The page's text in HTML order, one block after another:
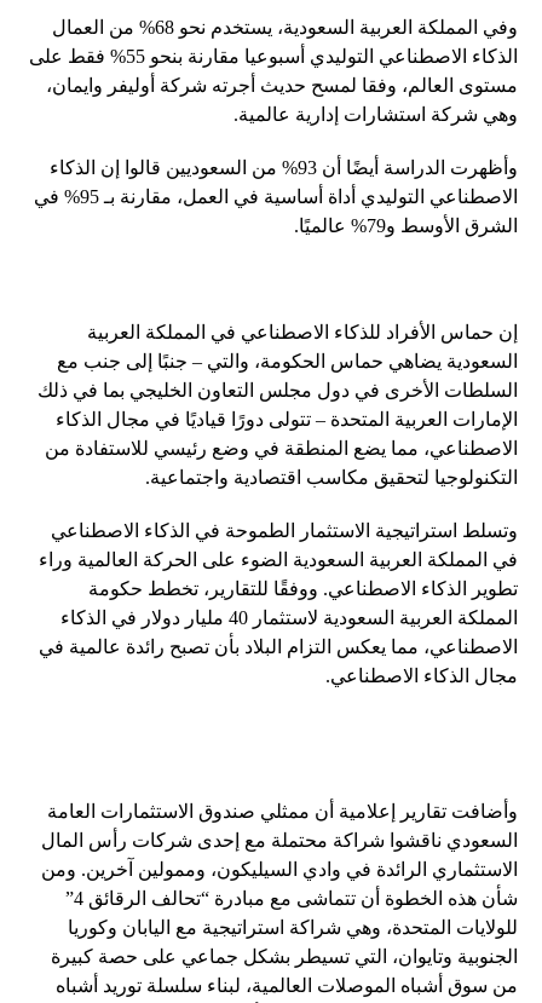
وفي المملكة العربية السعودية، يستخدم نحو 68% من العمال
الذكاء الاصطناعي التوليدي أسبوعيا مقارنة بنحو 55% فقط على
مستوى العالم، وفقا لمسح حديث أجرته شركة أوليفر وايمان،
وهي شركة استشارات إدارية عالمية.
وأظهرت الدراسة أيضًا أن 93% من السعوديين قالوا إن الذكاء
الاصطناعي التوليدي أداة أساسية في العمل، مقارنة بـ 95% في
الشرق الأوسط و79% عالميًا.
إن حماس الأفراد للذكاء الاصطناعي في المملكة العربية
السعودية يضاهي حماس الحكومة، والتي – جنبًا إلى جنب مع
السلطات الأخرى في دول مجلس التعاون الخليجي بما في ذلك
الإمارات العربية المتحدة – تتولى دورًا قياديًا في مجال الذكاء
الاصطناعي، مما يضع المنطقة في وضع رئيسي للاستفادة من
التكنولوجيا لتحقيق مكاسب اقتصادية واجتماعية.
وتسلط استراتيجية الاستثمار الطموحة في الذكاء الاصطناعي
في المملكة العربية السعودية الضوء على الحركة العالمية وراء
تطوير الذكاء الاصطناعي. ووفقًا للتقارير، تخطط حكومة
المملكة العربية السعودية لاستثمار 40 مليار دولار في الذكاء
الاصطناعي، مما يعكس التزام البلاد بأن تصبح رائدة عالمية في
مجال الذكاء الاصطناعي.
وأضافت تقارير إعلامية أن ممثلي صندوق الاستثمارات العامة
السعودي ناقشوا شراكة محتملة مع إحدى شركات رأس المال
الاستثماري الرائدة في وادي السيليكون، وممولين آخرين. ومن
شأن هذه الخطوة أن تتماشى مع مبادرة “تحالف الرقائق 4”
للولايات المتحدة، وهي شراكة استراتيجية مع اليابان وكوريا
الجنوبية وتايوان، التي تسيطر بشكل جماعي على حصة كبيرة
من سوق أشباه الموصلات العالمية، لبناء سلسلة توريد أشباه